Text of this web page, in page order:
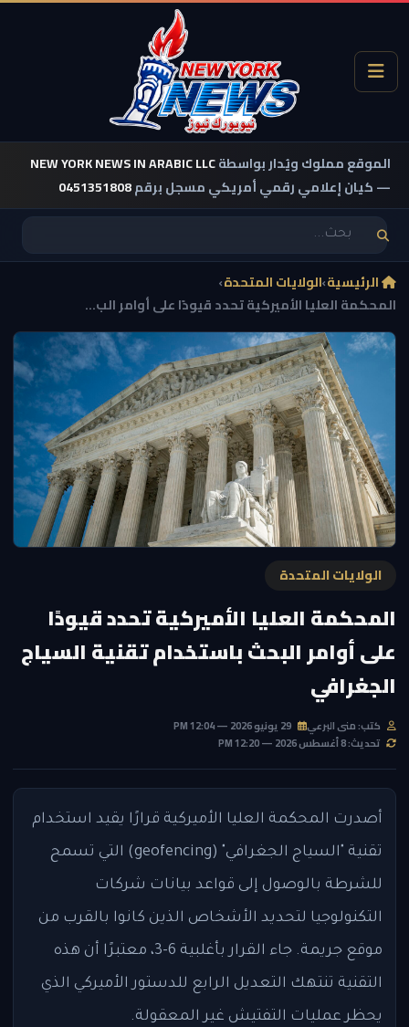
الموقع مملوك ويُدار بواسطةNEW YORK NEWS IN ARABIC LLC
— كيان إعلامي رقمي أمريكي مسجل برقم0451351808
الرئيسية›الولايات المتحدة›
المحكمة العليا الأميركية تحدد قيودًا على أوامر الب...
الولايات المتحدة
المحكمة العليا الأميركية تحدد قيودًا
على أوامر البحث باستخدام تقنية السياج
الجغرافي
كتب: منى البرعي
تحديث: 8 أغسطس 2026 — 12:20 PM
أصدرت المحكمة العليا الأميركية قرارًا يقيد استخدام
تقنية "السياج الجغرافي" (geofencing) التي تسمح
للشرطة بالوصول إلى قواعد بيانات شركات
التكنولوجيا لتحديد الأشخاص الذين كانوا بالقرب من
موقع جريمة. جاء القرار بأغلبية 6-3، معتبرًا أن هذه
التقنية تنتهك التعديل الرابع للدستور الأميركي الذي
يحظر عمليات التفتيش غير المعقولة.